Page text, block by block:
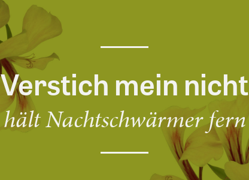
Verstich mein nicht
hält Nachtschwärmer fern